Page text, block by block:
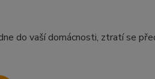
do vaší domácnosti, ztratí se